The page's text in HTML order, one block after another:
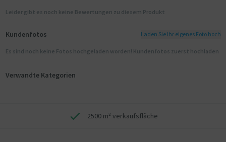
Leider gibt es noch keine Bewertungen zu diesem Produkt
Kundenfotos Laden Sie Ihr eigenes Foto hoch
Es sind noch keine Fotos hochgeladen worden! Kundenfotos zuerst hochladen
Verwandte Kategorien
2500 m² verkaufsfläche